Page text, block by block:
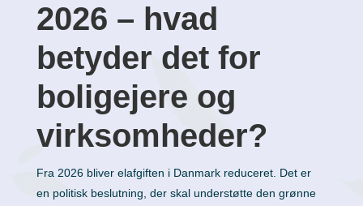
2026 – hvad
betyder det for
boligejere og
virksomheder?
Fra 2026 bliver elafgiften i Danmark reduceret. Det er
en politisk beslutning, der skal understøtte den grønne